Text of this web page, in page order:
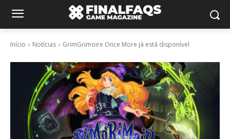
Início Notícias GrimGrimoire Once More já está disponível